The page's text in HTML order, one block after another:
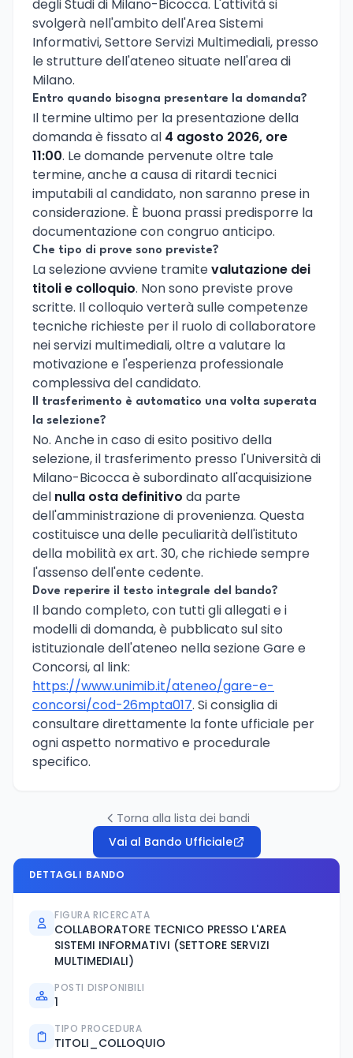
degli Studi di Milano-Bicocca. L'attività si
svolgerà nell'ambito dell'Area Sistemi
Informativi, Settore Servizi Multimediali, presso
le strutture dell'ateneo situate nell'area di
Milano.
Entro quando bisogna presentare la domanda?
Il termine ultimo per la presentazione della
domanda è fissato al 4 agosto 2026, ore
11:00. Le domande pervenute oltre tale
termine, anche a causa di ritardi tecnici
imputabili al candidato, non saranno prese in
considerazione. È buona prassi predisporre la
documentazione con congruo anticipo.
Che tipo di prove sono previste?
La selezione avviene tramitevalutazione dei
titoli e colloquio. Non sono previste prove
scritte. Il colloquio verterà sulle competenze
tecniche richieste per il ruolo di collaboratore
nei servizi multimediali, oltre a valutare la
motivazione e l'esperienza professionale
complessiva del candidato.
Il trasferimento è automatico una volta superata
la selezione?
No. Anche in caso di esito positivo della
selezione, il trasferimento presso l'Università di
Milano-Bicocca è subordinato all'acquisizione
del nulla osta definitivo da parte
dell'amministrazione di provenienza. Questa
costituisce una delle peculiarità dell'istituto
della mobilità ex art. 30, che richiede sempre
l'assenso dell'ente cedente.
Dove reperire il testo integrale del bando?
Il bando completo, con tutti gli allegati e i
modelli di domanda, è pubblicato sul sito
istituzionale dell'ateneo nella sezione Gare e
Concorsi, al link:
https://www.unimib.it/ateneo/gare-e-
concorsi/cod-26mpta017. Si consiglia di
consultare direttamente la fonte ufficiale per
ogni aspetto normativo e procedurale
specifico.
Torna alla lista dei bandi
Vai al Bando Ufficiale
DETTAGLI BANDO
FIGURA RICERCATA
COLLABORATORE TECNICO PRESSO L'AREA
SISTEMI INFORMATIVI (SETTORE SERVIZI
MULTIMEDIALI)
POSTI DISPONIBILI
1
TIPO PROCEDURA
TITOLI_COLLOQUIO